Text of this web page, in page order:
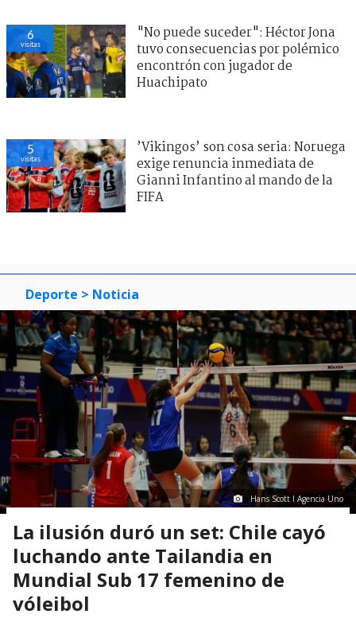
6
visitas
"No puede suceder": Héctor Jona
tuvo consecuencias por polémico
encontrón con jugador de
Huachipato
5
visitas
’Vikingos’ son cosa seria: Noruega
exige renuncia inmediata de
Gianni Infantino al mando de la
FIFA
Deporte > Noticia
Hans Scott I Agencia Uno
La ilusión duró un set: Chile cayó
luchando ante Tailandia en
Mundial Sub 17 femenino de
vóleibol